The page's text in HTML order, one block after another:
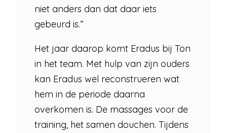
niet anders dan dat daar iets
gebeurd is.”
Het jaar daarop komt Eradus bij Ton
in het team. Met hulp van zijn ouders
kan Eradus wel reconstrueren wat
hem in de periode daarna
overkomen is. De massages voor de
training, het samen douchen. Tijdens